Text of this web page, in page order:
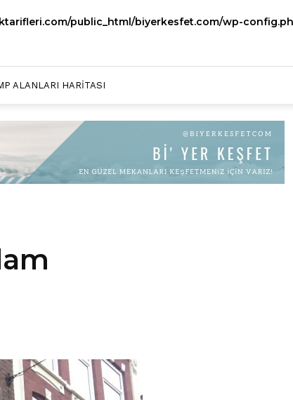
public_html/biyerkesfet.com/wp-
ALANLARI HARITASI